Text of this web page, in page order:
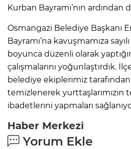
Kurban Bayramı’nın ardından
Osmangazi Belediye Başkanı
Bayramı’na kavuşmamıza
boyunca düzenli olarak
çalışmalarını yoğunlaştırdık.
belediye ekiplerimiz
temizlenerek yurttaşlarımızın
ibadetlerini yapmaları
Haber Merkezi
Yorum Ekle